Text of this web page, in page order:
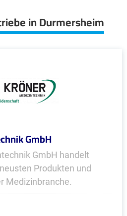
in Durmersheim
GmbH
GmbH handelt
Produkten und
Medizinbranche.